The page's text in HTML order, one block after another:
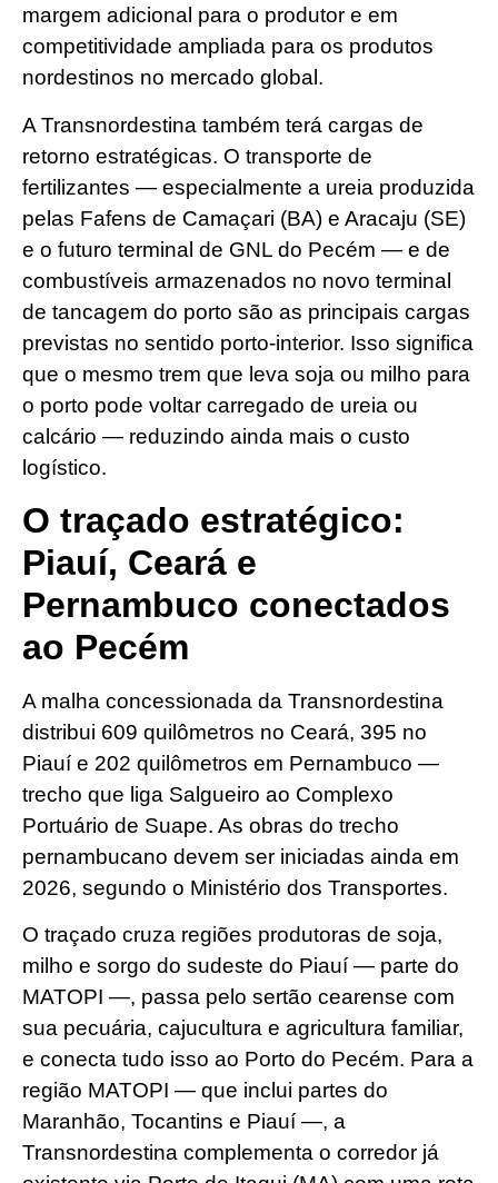
margem adicional para o produtor e em
competitividade ampliada para os produtos
nordestinos no mercado global.
A Transnordestina também terá cargas de
retorno estratégicas. O transporte de
fertilizantes — especialmente a ureia produzida
pelas Fafens de Camaçari (BA) e Aracaju (SE)
e o futuro terminal de GNL do Pecém — e de
combustíveis armazenados no novo terminal
de tancagem do porto são as principais cargas
previstas no sentido porto-interior. Isso significa
que o mesmo trem que leva soja ou milho para
o porto pode voltar carregado de ureia ou
calcário — reduzindo ainda mais o custo
logístico.
O traçado estratégico:
Piauí, Ceará e
Pernambuco conectados
ao Pecém
A malha concessionada da Transnordestina
distribui 609 quilômetros no Ceará, 395 no
Piauí e 202 quilômetros em Pernambuco —
trecho que liga Salgueiro ao Complexo
Portuário de Suape. As obras do trecho
pernambucano devem ser iniciadas ainda em
2026, segundo o Ministério dos Transportes.
O traçado cruza regiões produtoras de soja,
milho e sorgo do sudeste do Piauí — parte do
MATOPI —, passa pelo sertão cearense com
sua pecuária, cajucultura e agricultura familiar,
e conecta tudo isso ao Porto do Pecém. Para a
região MATOPI — que inclui partes do
Maranhão, Tocantins e Piauí —, a
Transnordestina complementa o corredor já